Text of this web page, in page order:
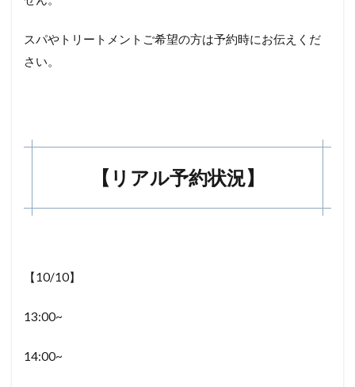
スパやトリートメントご希望の方は予約時にお伝えくだ
さい。
【リアル予約状況】
【10/10】
13:00~
14:00~